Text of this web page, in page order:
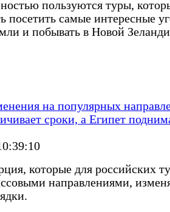
пользуются туры,
посетить самые интересные
и побывать в Новой
на популярных
сроки, а Египет
которые для российских
направлениями,